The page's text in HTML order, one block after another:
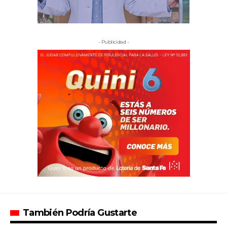
- Publicidad -
También Podría Gustarte